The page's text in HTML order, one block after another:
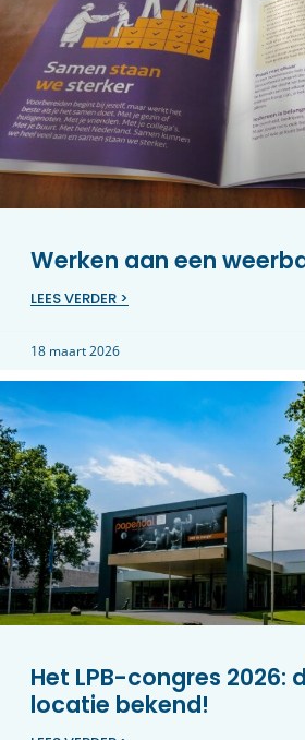
Werken aan een
LEES VERDER >
18 maart 2026
Het LPB-congres 2026:
locatie bekend!